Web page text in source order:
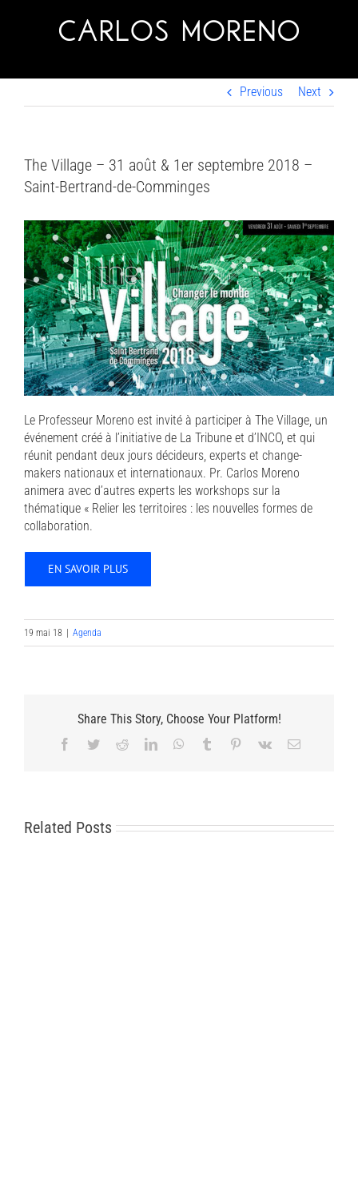
Previous Next
The Village – 31 août & 1er septembre 2018 –
Saint-Bertrand-de-Comminges
Le Professeur Moreno est invité à participer à The Village, un
événement créé à l’initiative de La Tribune et d’INCO, et qui
réunit pendant deux jours décideurs, experts et change-
makers nationaux et internationaux. Pr. Carlos Moreno
animera avec d’autres experts les workshops sur la
thématique « Relier les territoires : les nouvelles formes de
collaboration.
EN SAVOIR PLUS
19 mai 18 | Agenda
Share This Story, Choose Your Platform!
Facebook
TwitterRedditLinkedInWhatsApp
Tumblr Pinterest
Vk Email
Related Posts